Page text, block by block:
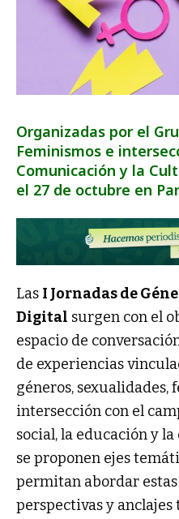
Organizadas por el
Feminismos e
Comunicación y la
el 27 de octubre en
Las I Jornadas de
Digital surgen con el
espacio de
de experiencias
géneros, sexualidades,
intersección con el
social, la educación y
se proponen ejes
permitan abordar
perspectivas y